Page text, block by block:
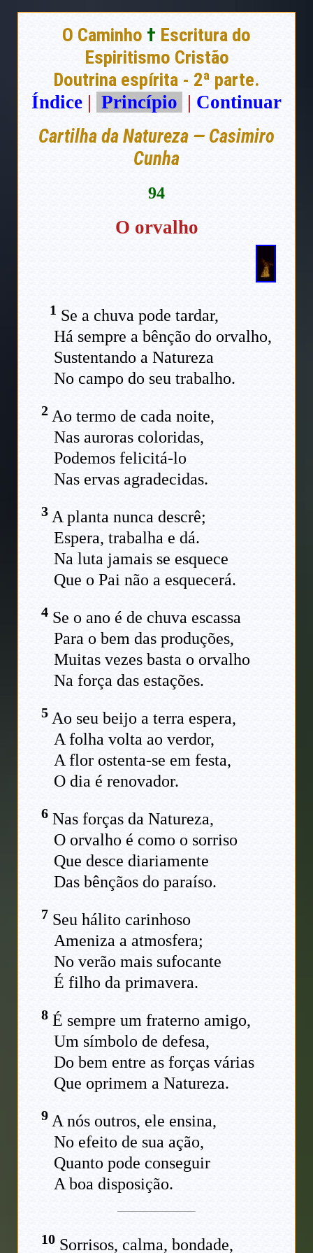
O Caminho † Escritura do
Espiritismo Cristão
Doutrina espírita - 2ª parte.
Índice | Princípio | Continuar
Cartilha da Natureza — Casimiro
Cunha
94
O orvalho
1 Se a chuva pode tardar,
Há sempre a bênção do orvalho,
Sustentando a Natureza
No campo do seu trabalho.
2Ao termo de cada noite,
Nas auroras coloridas,
Podemos felicitá-lo
Nas ervas agradecidas.
3A planta nunca descrê;
Espera, trabalha e dá.
Na luta jamais se esquece
Que o Pai não a esquecerá.
4Se o ano é de chuva escassa
Para o bem das produções,
Muitas vezes basta o orvalho
Na força das estações.
5Ao seu beijo a terra espera,
A folha volta ao verdor,
A flor ostenta-se em festa,
O dia é renovador.
6Nas forças da Natureza,
O orvalho é como o sorriso
Que desce diariamente
Das bênçãos do paraíso.
7 Seu hálito carinhoso
Ameniza a atmosfera;
No verão mais sufocante
É filho da primavera.
8É sempre um fraterno amigo,
Um símbolo de defesa,
Do bem entre as forças várias
Que oprimem a Natureza.
9A nós outros, ele ensina,
No efeito de sua ação,
Quanto pode conseguir
A boa disposição.
10Sorrisos, calma, bondade,